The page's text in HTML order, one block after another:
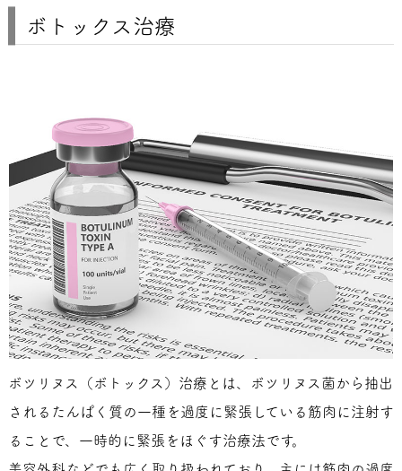
ボトックス治療
ボツリヌス（ボトックス）治療とは、ボツリヌス菌から抽出
されるたんぱく質の一種を過度に緊張している筋肉に注射す
ることで、一時的に緊張をほぐす治療法です。